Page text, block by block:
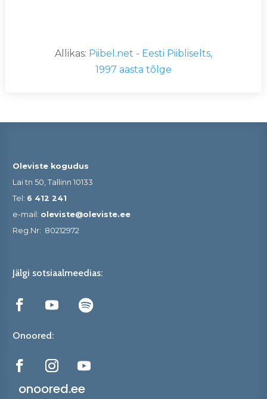
Allikas: Piibel.net - Eesti Piibliselts,
1997 aasta tõlge
Oleviste kogudus
Lai tn 50, Tallinn 10133
Tel: 6 412 241
e-mail: oleviste@oleviste.ee
Reg.Nr: 80212972
Jälgi sotsiaalmeedias:
Onoored:
onoored.ee